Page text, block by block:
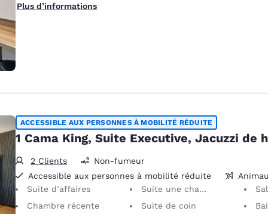
Plus d’informations
ACCESSIBLE AUX PERSONNES À MOBILITÉ RÉDUITE
1 Cama King, Suite Executive, Jacuzzi de
2 Clients
Non-fumeur
Accessible aux personnes à mobilité réduite
Suite d’affaires
Suite une chambre
Chambre récente
Suite de coin